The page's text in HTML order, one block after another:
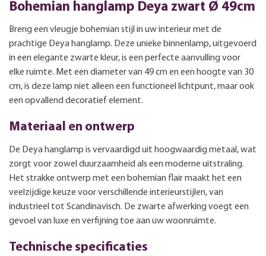
Bohemian hanglamp Deya zwart Ø 49cm
Breng een vleugje bohemian stijl in uw interieur met de
prachtige Deya hanglamp. Deze unieke binnenlamp, uitgevoerd
in een elegante zwarte kleur, is een perfecte aanvulling voor
elke ruimte. Met een diameter van 49 cm en een hoogte van 30
cm, is deze lamp niet alleen een functioneel lichtpunt, maar ook
een opvallend decoratief element.
Materiaal en ontwerp
De Deya hanglamp is vervaardigd uit hoogwaardig metaal, wat
zorgt voor zowel duurzaamheid als een moderne uitstraling.
Het strakke ontwerp met een bohemian flair maakt het een
veelzijdige keuze voor verschillende interieurstijlen, van
industrieel tot Scandinavisch. De zwarte afwerking voegt een
gevoel van luxe en verfijning toe aan uw woonruimte.
Technische specificaties